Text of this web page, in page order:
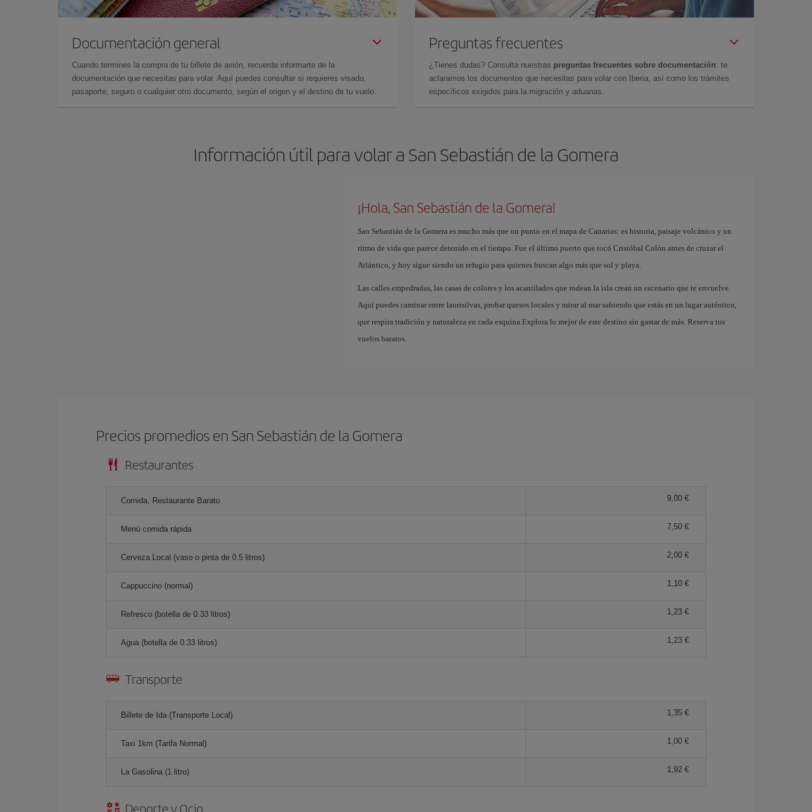
Documentación general
Cuando termines la compra de tu billete de avión, recuerda informarte de la
documentación que necesitas para volar. Aquí puedes consultar si requieres visado,
pasaporte, seguro o cualquier otro documento, según el origen y el destino de tu vuelo.
Preguntas frecuentes
¿Tienes dudas? Consulta nuestras preguntas frecuentes sobre documentación: te
aclaramos los documentos que necesitas para volar con Iberia, así como los trámites
específicos exigidos para la migración y aduanas.
Información útil para volar a San Sebastián de la Gomera
¡Hola, San Sebastián de la Gomera!
San Sebastián de la Gomera es mucho más que un punto en el mapa de Canarias: es historia, paisaje volcánico y un
ritmo de vida que parece detenido en el tiempo. Fue el último puerto que tocó Cristóbal Colón antes de cruzar el
Atlántico, y hoy sigue siendo un refugio para quienes buscan algo más que sol y playa.
Las calles empedradas, las casas de colores y los acantilados que rodean la isla crean un escenario que te envuelve.
Aquí puedes caminar entre laurisilvas, probar quesos locales y mirar al mar sabiendo que estás en un lugar auténtico,
que respira tradición y naturaleza en cada esquina.Explora lo mejor de este destino sin gastar de más. Reserva tus
vuelos baratos.
Precios promedios en San Sebastián de la Gomera
Restaurantes
Comida, Restaurante Barato 9,00 €
Menú comida rápida 7,50 €
Cerveza Local (vaso o pinta de 0.5 litros) 2,00 €
Cappuccino (normal) 1,10 €
Refresco (botella de 0.33 litros) 1,23 €
Agua (botella de 0.33 litros) 1,23 €
Transporte
Billete de Ida (Transporte Local) 1,35 €
Taxi 1km (Tarifa Normal) 1,00 €
La Gasolina (1 litro) 1,92 €
Deporte y Ocio